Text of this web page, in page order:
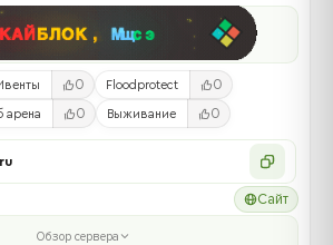
0 Floodprotect 0
арена 0 Выживание 0
Сайт
Обзор сервера